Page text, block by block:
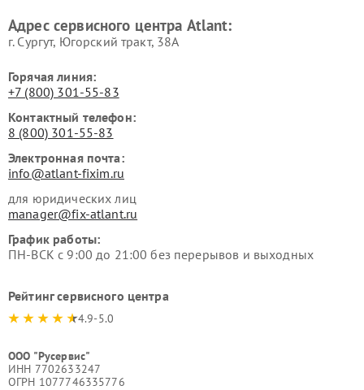
Адрес сервисного центра Atlant:
г. Сургут, Югорский тракт, 38А
Горячая линия:
+7 (800) 301-55-83
Контактный телефон:
8 (800) 301-55-83
Электронная почта:
info@atlant-fixim.ru
для юридических лиц
manager@fix-atlant.ru
График работы:
ПН-ВСК с 9:00 до 21:00 без перерывов и выходных
Рейтинг сервисного центра
4.9-5.0
ООО "Русервис"
ИНН 7702633247
ОГРН 1077746335776